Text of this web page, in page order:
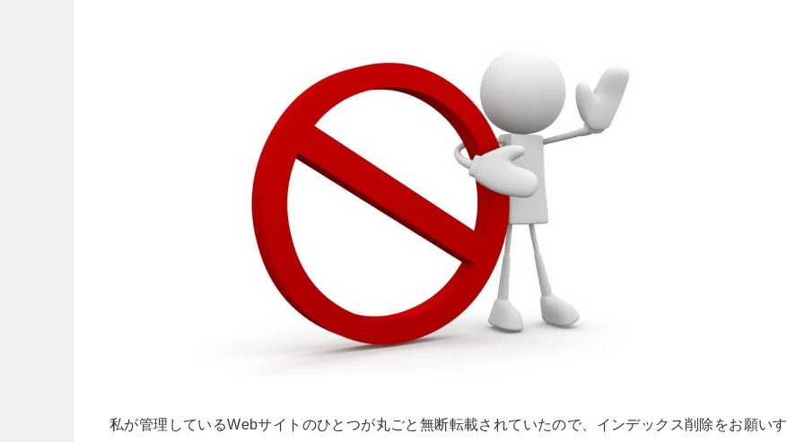
私が管理しているWebサイトのひとつが丸ごと無断転載されていたので、インデックス削除をお願いす